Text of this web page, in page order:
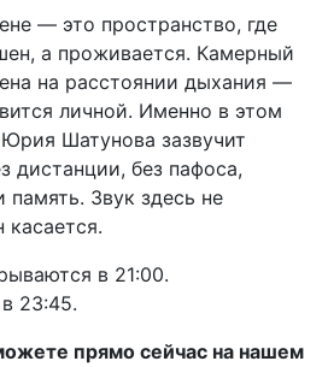
— это пространство, где
а проживается. Камерный
на расстоянии дыхания —
личной. Именно в этом
Шатунова зазвучит
дистанции, без пафоса,
память. Звук здесь не
в 21:00.
23:45.
прямо сейчас на нашем